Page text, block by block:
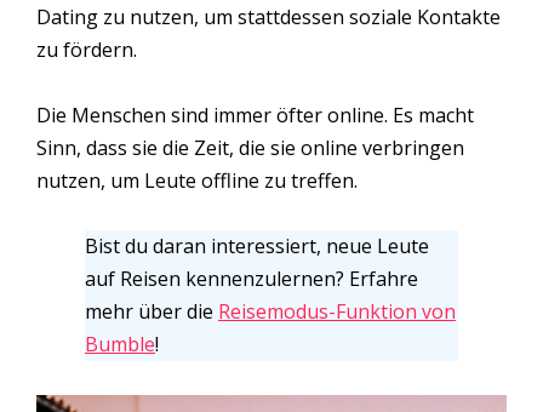
Dating zu nutzen, um stattdessen soziale Kontakte
zu fördern.
Die Menschen sind immer öfter online. Es macht
Sinn, dass sie die Zeit, die sie online verbringen
nutzen, um Leute offline zu treffen.
Bist du daran interessiert, neue Leute
auf Reisen kennenzulernen? Erfahre
mehr über die Reisemodus-Funktion von
Bumble!